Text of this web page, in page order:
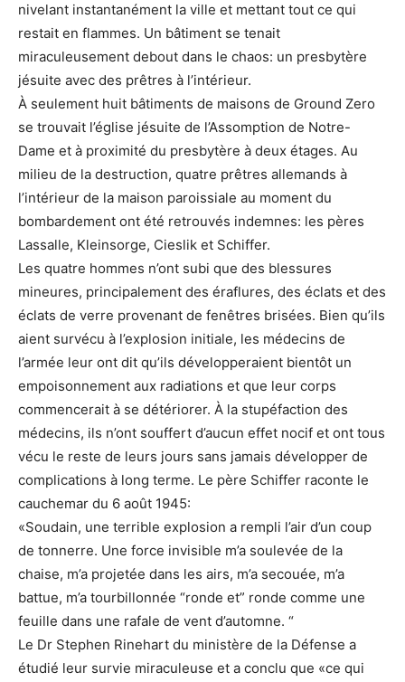
nivelant instantanément la ville et mettant tout ce qui
restait en flammes. Un bâtiment se tenait
miraculeusement debout dans le chaos: un presbytère
jésuite avec des prêtres à l’intérieur.
À seulement huit bâtiments de maisons de Ground Zero
se trouvait l’église jésuite de l’Assomption de Notre-
Dame et à proximité du presbytère à deux étages. Au
milieu de la destruction, quatre prêtres allemands à
l’intérieur de la maison paroissiale au moment du
bombardement ont été retrouvés indemnes: les pères
Lassalle, Kleinsorge, Cieslik et Schiffer.
Les quatre hommes n’ont subi que des blessures
mineures, principalement des éraflures, des éclats et des
éclats de verre provenant de fenêtres brisées. Bien qu’ils
aient survécu à l’explosion initiale, les médecins de
l’armée leur ont dit qu’ils développeraient bientôt un
empoisonnement aux radiations et que leur corps
commencerait à se détériorer. À la stupéfaction des
médecins, ils n’ont souffert d’aucun effet nocif et ont tous
vécu le reste de leurs jours sans jamais développer de
complications à long terme. Le père Schiffer raconte le
cauchemar du 6 août 1945:
«Soudain, une terrible explosion a rempli l’air d’un coup
de tonnerre. Une force invisible m’a soulevée de la
chaise, m’a projetée dans les airs, m’a secouée, m’a
battue, m’a tourbillonnée “ronde et” ronde comme une
feuille dans une rafale de vent d’automne. “
Le Dr Stephen Rinehart du ministère de la Défense a
étudié leur survie miraculeuse et a conclu que «ce qui